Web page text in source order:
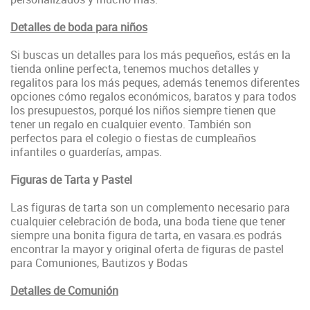
Detalles de boda para niños
Si buscas un detalles para los más pequeños, estás en la
tienda online perfecta, tenemos muchos detalles y
regalitos para los más peques, además tenemos diferentes
opciones cómo regalos económicos, baratos y para todos
los presupuestos, porqué los niños siempre tienen que
tener un regalo en cualquier evento. También son
perfectos para el colegio o fiestas de cumpleaños
infantiles o guarderías, ampas.
Figuras de Tarta y Pastel
Las figuras de tarta son un complemento necesario para
cualquier celebración de boda, una boda tiene que tener
siempre una bonita figura de tarta, en vasara.es podrás
encontrar la mayor y original oferta de figuras de pastel
para Comuniones, Bautizos y Bodas
Detalles de Comunión